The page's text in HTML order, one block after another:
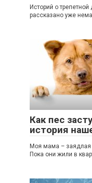
Историй о
рассказано уже
Как пес
история
Моя мама – заядлая
Пока они жили в